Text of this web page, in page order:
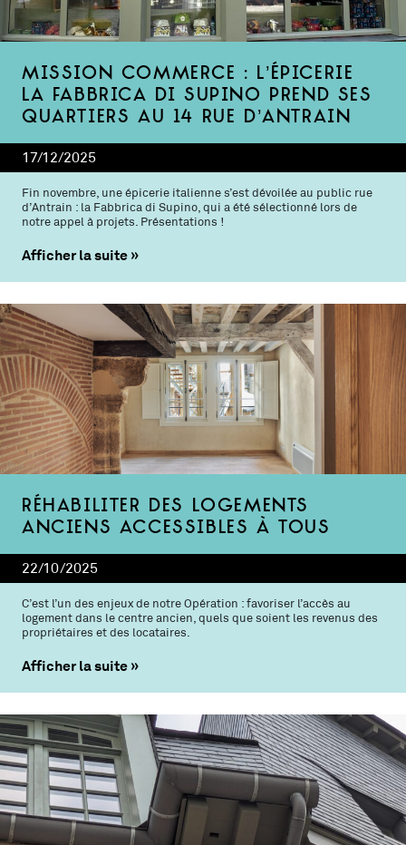
Mission commerce : l’épicerie
La Fabbrica di Supino prend ses
quartiers au 14 rue d’Antrain
17/12/2025
Fin novembre, une épicerie italienne s’est dévoilée au public rue
d’Antrain : la Fabbrica di Supino, qui a été sélectionné lors de
notre appel à projets. Présentations !
Afficher la suite
Réhabiliter des logements
anciens accessibles à tous
22/10/2025
C’est l’un des enjeux de notre Opération : favoriser l’accès au
logement dans le centre ancien, quels que soient les revenus des
propriétaires et des locataires.
Afficher la suite